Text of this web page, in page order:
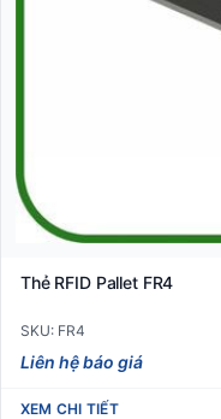
Thẻ RFID Pallet FR4
SKU: FR4
Liên hệ báo giá
XEM CHI TIẾT